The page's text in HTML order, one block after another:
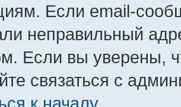
Если email-
неправильный
Если вы уверены,
связаться с
к началу